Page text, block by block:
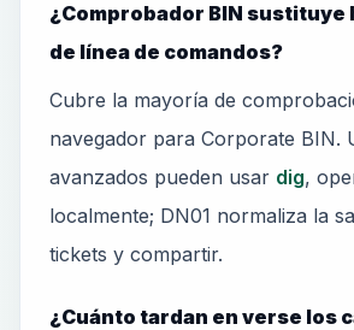
¿Comprobador BIN
de línea de comandos?
Cubre la mayoría de
navegador para Corporate BIN.
avanzados pueden usar dig,
localmente; DN01 normaliza la
tickets y compartir.
¿Cuánto tardan en verse los